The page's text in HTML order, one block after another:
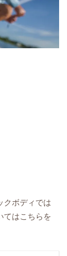
クボディでは
てはこちらを